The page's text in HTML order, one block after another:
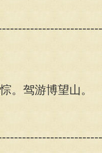
。驾游博望山。